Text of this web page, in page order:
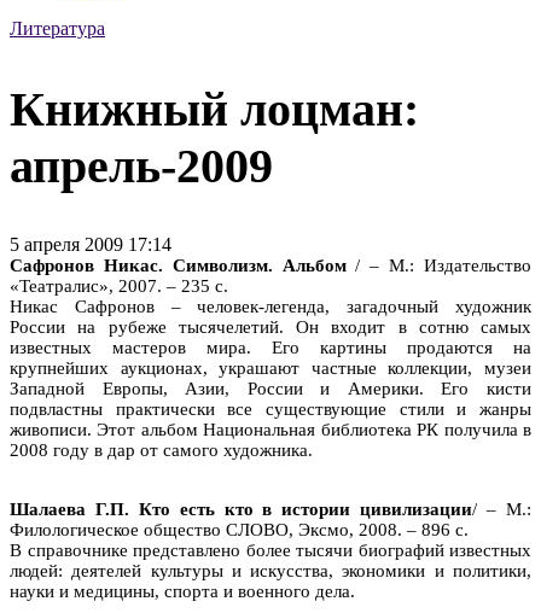
Литература
Книжный лоцман:
апрель-2009
5 апреля 2009 17:14
Сафронов Никас. Символизм. Альбом/ – М.: Издательство
«Театралис», 2007. – 235 с.
Никас Сафронов – человек-легенда, загадочный художник
России на рубеже тысячелетий. Он входит в сотню самых
известных мастеров мира. Его картины продаются на
крупнейших аукционах, украшают частные коллекции, музеи
Западной Европы, Азии, России и Америки. Его кисти
подвластны практически все существующие стили и жанры
живописи. Этот альбом Национальная библиотека РК получила в
2008 году в дар от самого художника.
Шалаева Г.П. Кто есть кто в истории цивилизации/ – М.:
Филологическое общество СЛОВО, Эксмо, 2008. – 896 с.
В справочнике представлено более тысячи биографий известных
людей: деятелей культуры и искусства, экономики и политики,
науки и медицины, спорта и военного дела.